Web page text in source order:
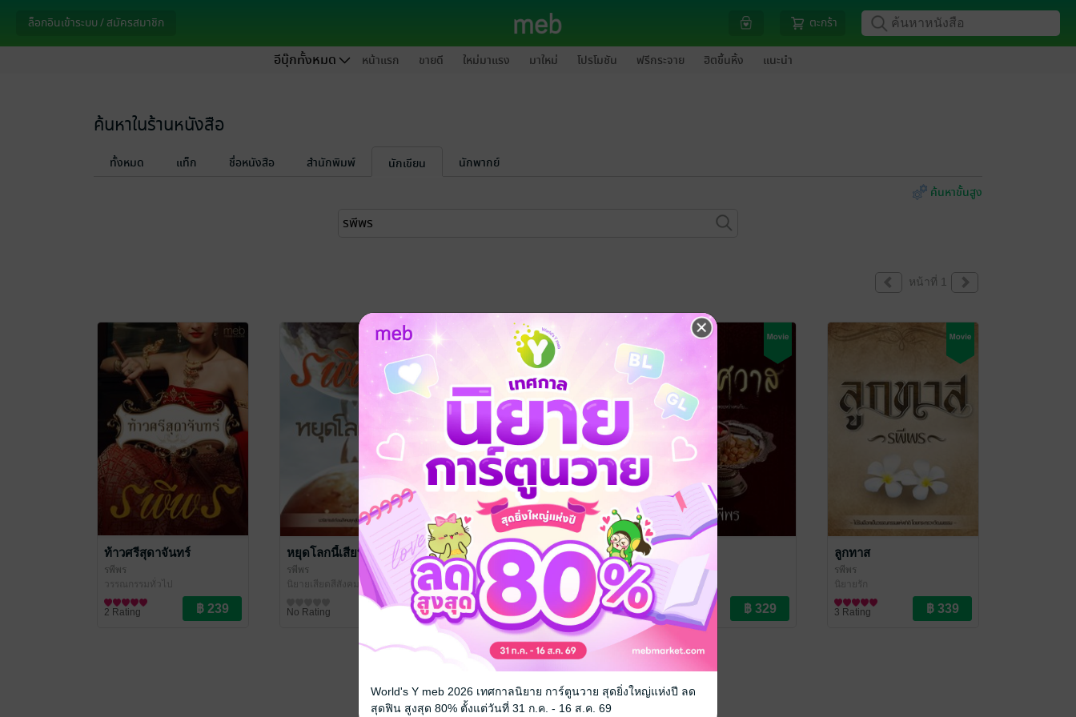
ล็อกอินเข้าระบบ / สมัครสมาชิก ตะกร้า
อีบุ๊กทั้งหมด หน้าแรก ขายดี ใหม่มาแรง มาใหม่ โปรโมชัน ฟรีกระจาย ฮิตขึ้นหิ้ง แนะนำ
ค้นหาในร้านหนังสือ
ทั้งหมด แท็ก ชื่อหนังสือ สำนักพิมพ์ นักเขียน
นักพากย์
ค้นหาขั้นสูง
หน้าที่ 1
ท้าวศรีสุดาจันทร์
รพีพร
วรรณกรรมทั่วไป
2 Rating
หยุดโลกนี้เสียทีเถอะ
รพีพร
นิยายเสียดสีสังคม
No Rating
นางสาวทองสร้อย
รพีพร
นิยายรัก
2 Rating
รพีพร
นิยายรัก
4 Rating
ลูกทาส
รพีพร
นิยายรัก
3 Rating
หน้าที่ 1
World's Y meb 2026 เทศกาลนิยาย การ์ตูนวาย สุดยิ่งใหญ่แห่งปี ลด
สุดฟิน สูงสุด 80% ตั้งแต่วันที่ 31 ก.ค. - 16 ส.ค. 69